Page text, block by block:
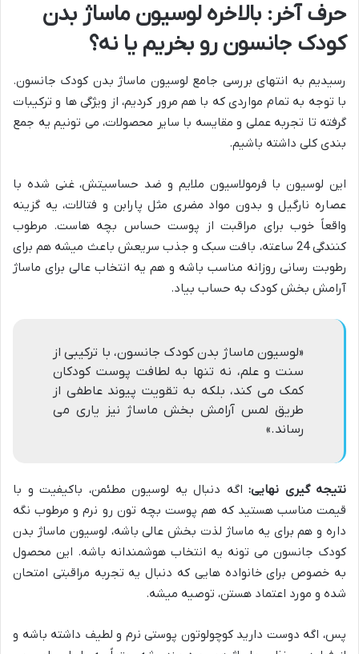
حرف آخر: بالاخره لوسیون ماساژ بدن
کودک جانسون رو بخریم یا نه؟
رسیدیم به انتهای بررسی جامع لوسیون ماساژ بدن کودک جانسون.
با توجه به تمام مواردی که با هم مرور کردیم، از ویژگی ها و ترکیبات
گرفته تا تجربه عملی و مقایسه با سایر محصولات، می تونیم یه جمع
بندی کلی داشته باشیم.
این لوسیون با فرمولاسیون ملایم و ضد حساسیتش، غنی شده با
عصاره نارگیل و بدون مواد مضری مثل پارابن و فتالات، یه گزینه
واقعاً خوب برای مراقبت از پوست حساس بچه هاست. مرطوب
کنندگی 24 ساعته، بافت سبک و جذب سریعش باعث میشه هم برای
رطوبت رسانی روزانه مناسب باشه و هم یه انتخاب عالی برای ماساژ
آرامش بخش کودک به حساب بیاد.
«لوسیون ماساژ بدن کودک جانسون، با ترکیبی از
سنت و علم، نه تنها به لطافت پوست کودکان
کمک می کند، بلکه به تقویت پیوند عاطفی از
طریق لمس آرامش بخش ماساژ نیز یاری می
رساند.»
نتیجه گیری نهایی: اگه دنبال یه لوسیون مطئمن، باکیفیت و با
قیمت مناسب هستید که هم پوست بچه تون رو نرم و مرطوب نگه
داره و هم برای یه ماساژ لذت بخش عالی باشه، لوسیون ماساژ بدن
کودک جانسون می تونه یه انتخاب هوشمندانه باشه. این محصول
به خصوص برای خانواده هایی که دنبال یه تجربه مراقبتی امتحان
شده و مورد اعتماد هستن، توصیه میشه.
پس، اگه دوست دارید کوچولوتون پوستی نرم و لطیف داشته باشه و